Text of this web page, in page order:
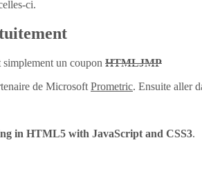
ci.
simplement un coupon HTMLJMP
de Microsoft Prometric. Ensuite aller
in HTML5 with JavaScript and CSS3.